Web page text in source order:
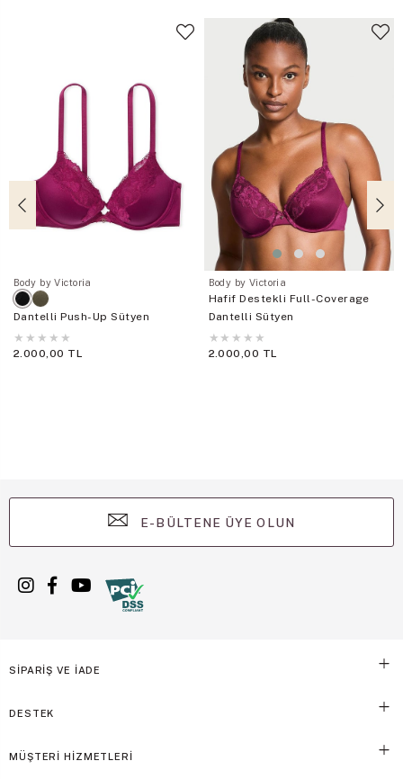
Body by Victoria
Dantelli Push-Up Sütyen
★ ★ ★ ★ ★
2.000,00 TL
Body by Victoria
Hafif Destekli Full-Coverage
Dantelli Sütyen
★ ★ ★ ★ ★
2.000,00 TL
E-BÜLTENE ÜYE OLUN
SİPARİŞ VE İADE
DESTEK
MÜŞTERİ HİZMETLERİ